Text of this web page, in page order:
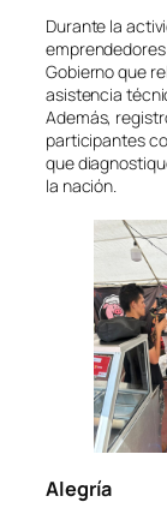
Durante la
Gobierno que
asistencia
Además,
participantes
que
la nación.
Alegría